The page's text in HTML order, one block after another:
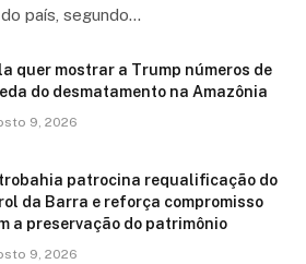
país, segundo…
quer mostrar a Trump números de
do desmatamento na Amazônia
9, 2026
patrocina requalificação do
da Barra e reforça compromisso
a preservação do patrimônio
9, 2026